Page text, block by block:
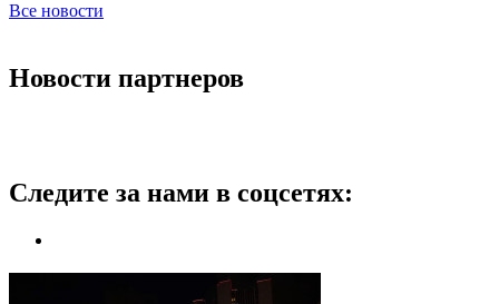
Все новости
Новости партнеров
Следите за нами в соцсетях: